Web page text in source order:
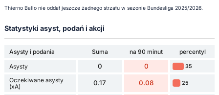
Thierno Ballo nie oddał jeszcze żadnego strzału w sezonie Bundesliga 2025/2026.
Statystyki asyst, podań i akcji
Asysty i podania Suma na 90 minut
percentyl
Asysty
0 0 35
Oczekiwane asysty
(xA)
0.17 0.08 25